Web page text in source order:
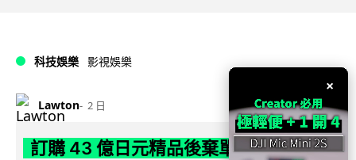
科技娛樂 影視娛樂
Lawton 2 日
訂購 43 億日元精品後棄單 大阪女 2 年
×